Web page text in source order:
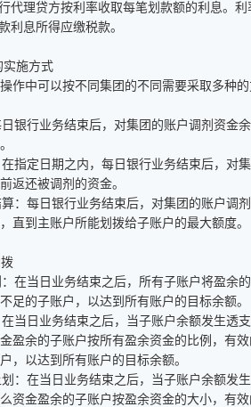
理贷方按利率收取每笔划款额的利息。利
息所得应缴税款。
实施方式
作中可以按不同集团的不同需要采取多种
行业务结束后，对集团的账户调剂资金余
定日期之内，每日银行业务结束后，对集
返还被调剂的资金。
每日银行业务结束后，对集团的账户调剂
直到主账户所能划拨给子账户的最大额度。
当日业务结束之后，所有子账户将盈余的
足的子账户，以达到所有账户的目标余额。
日业务结束之后，当子账户余额发生透支
盈余的子账户按所有盈余资金的比例，有
，以达到所有账户的目标余额。
在当日业务结束之后，当子账户余额发生
资金盈余的子账户按盈余资金的大小，有